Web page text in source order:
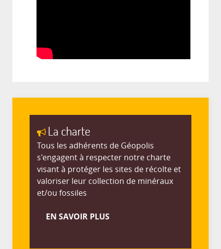
La charte
Tous les adhérents de Géopolis
s'engagent à respecter notre charte
visant à protéger les sites de récolte et
valoriser leur collection de minéraux
et/ou fossiles
EN SAVOIR PLUS